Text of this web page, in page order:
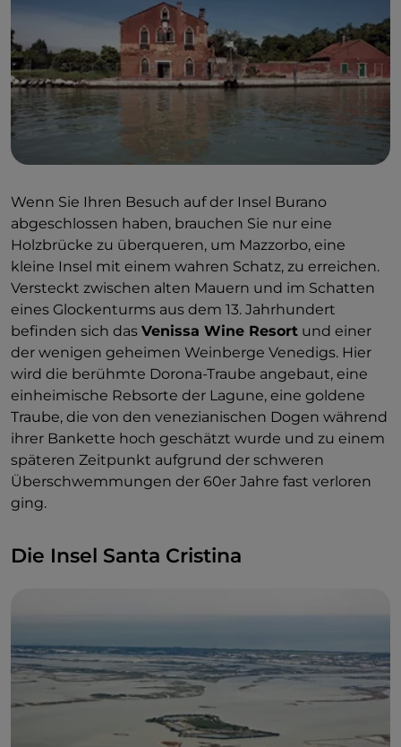
Wenn Sie Ihren Besuch auf der Insel Burano
abgeschlossen haben, brauchen Sie nur eine
Holzbrücke zu überqueren, um Mazzorbo, eine
kleine Insel mit einem wahren Schatz, zu erreichen.
Versteckt zwischen alten Mauern und im Schatten
eines Glockenturms aus dem 13. Jahrhundert
befinden sich das Venissa Wine Resort und einer
der wenigen geheimen Weinberge Venedigs. Hier
wird die berühmte Dorona-Traube angebaut, eine
einheimische Rebsorte der Lagune, eine goldene
Traube, die von den venezianischen Dogen während
ihrer Bankette hoch geschätzt wurde und zu einem
späteren Zeitpunkt aufgrund der schweren
Überschwemmungen der 60er Jahre fast verloren
ging.
Die Insel Santa Cristina